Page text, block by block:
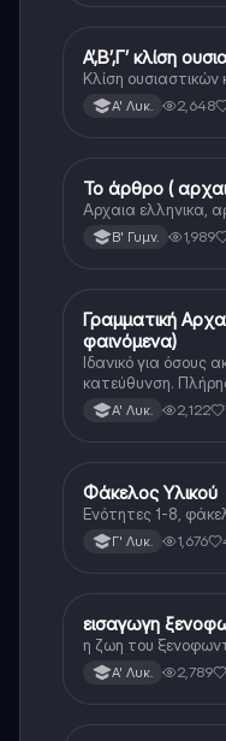
Αρχαία Ελληνικά
Α’,Β’,Γ’ κλίση
Κλίση ουσιαστικών
Α' Λυκ. 2,648
Αρχαία Ελληνικά
Το άρθρο (
Αρχαια ελληνικα,
Β' Γυμν. 1,989
Αρχαία Ελληνικά
Γραμματική
φαινόμενα)
Ιδανικό για όσους
κατεύθυνση.
γραμματικών
Α' Λυκ. 2,122
Αρχαία Ελληνικά
Φάκελος Υλικού
Ενότητες 1-8,
Γ' Λυκ. 1,676
Αρχαία Ελληνικά
εισαγωγη
η ζωη του
Α' Λυκ. 2,789